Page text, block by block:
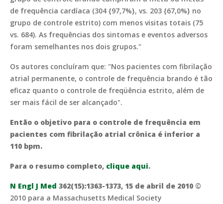
de frequência cardíaca (304 {97,7%}, vs. 203 {67,0%} no
grupo de controle estrito) com menos visitas totais (75
vs. 684). As frequências dos sintomas e eventos adversos
foram semelhantes nos dois grupos."
Os autores concluíram que: "Nos pacientes com fibrilação
atrial permanente, o controle de frequência brando é tão
eficaz quanto o controle de freqüência estrito, além de
ser mais fácil de ser alcançado".
Então o objetivo para o controle de frequência em
pacientes com fibrilação atrial crônica é inferior a
110 bpm.
Para o resumo completo, clique aqui.
N Engl J Med 362(15):1363-1373, 15 de abril de 2010 ©
2010 para a Massachusetts Medical Society